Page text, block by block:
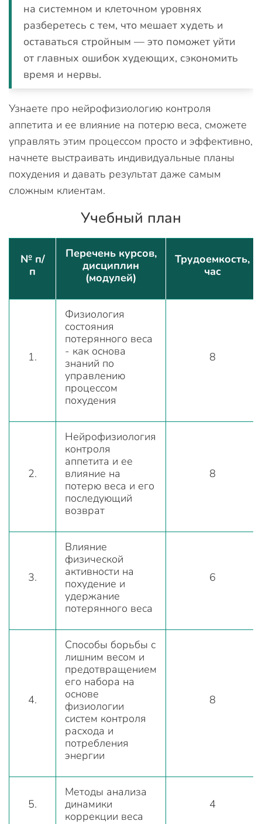
на системном и клеточном уровнях
разберетесь с тем, что мешает худеть и
оставаться стройным — это поможет уйти
от главных ошибок худеющих, сэкономить
время и нервы.
Узнаете про нейрофизиологию контроля
аппетита и ее влияние на потерю веса, сможете
управлять этим процессом просто и эффективно,
начнете выстраивать индивидуальные планы
похудения и давать результат даже самым
сложным клиентам.
Учебный план
№ п/
п
Перечень курсов,
дисциплин
(модулей)
Трудоемкость,
час
1.
Физиология
состояния
потерянного веса
- как основа
знаний по
управлению
процессом
похудения
8
2.
Нейрофизиология
контроля
аппетита и ее
влияние на
потерю веса и его
последующий
возврат
8
3.
Влияние
физической
активности на
похудение и
удержание
потерянного веса
6
4.
Способы борьбы с
лишним весом и
предотвращением
его набора на
основе
физиологии
систем контроля
расхода и
потребления
энергии
8
5.
Методы анализа
динамики
коррекции веса
4